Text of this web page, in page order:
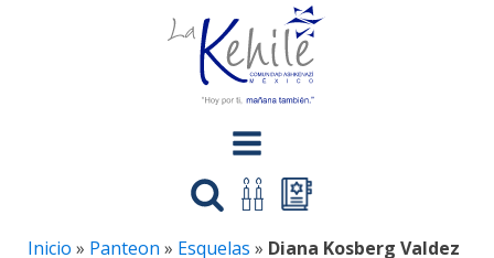
Inicio » Panteon » Esquelas » Diana Kosberg Valdez